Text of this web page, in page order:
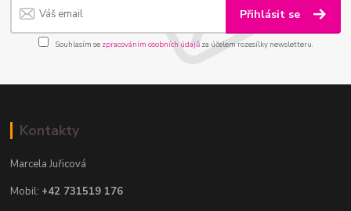
Přihlásit se
Souhlasím se zpracováním osobních údajůza účelem rozesílky newsletteru.
Kontakty
Marcela Juřicová
Mobil: +42 731519 176